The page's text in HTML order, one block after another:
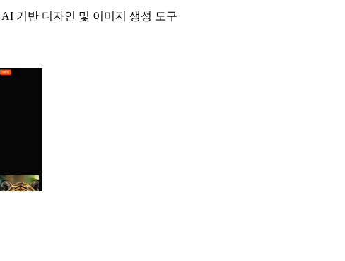
기반 디자인 및 이미지 생성 도구